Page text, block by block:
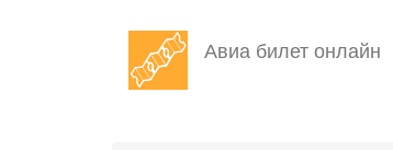
Авиа билет онлайн